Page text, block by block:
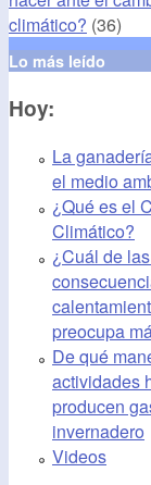
climático? (36)
Lo más leído
Hoy:
La
el medio
¿Qué es el
Climático?
¿Cuál de
preocupa
De qué
actividades
producen
invernadero
Videos